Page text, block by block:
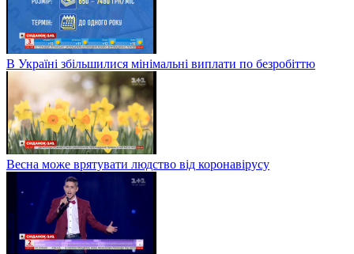
В Україні збільшилися мінімальні виплати по безробіттю
Весна може врятувати людство від коронавірусу